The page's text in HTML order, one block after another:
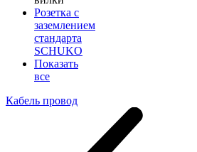
Розетка с
заземлением
стандарта
SCHUKO
Показать
все
Кабель провод